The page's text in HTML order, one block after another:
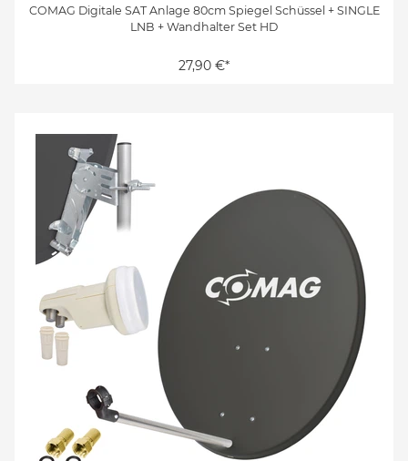
COMAG Digitale SAT Anlage 80cm Spiegel Schüssel + SINGLE
LNB + Wandhalter Set HD
27,90 €*